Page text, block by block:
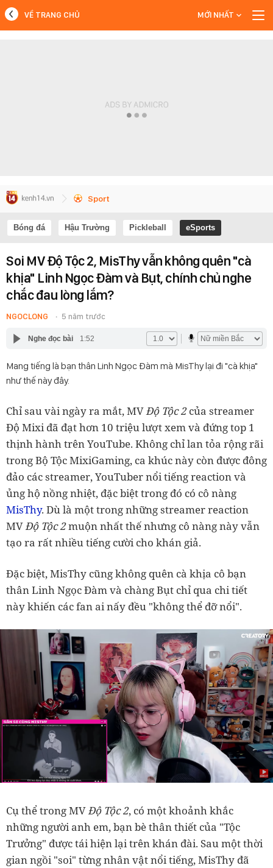
VỀ TRANG CHỦ MỚI NHẤT
Sport
Bóng đá Hậu Trường Pickleball eSports
Soi MV Độ Tộc 2, MisThy vẫn không quên "cà
khịa" Linh Ngọc Đàm và Bụt, chính chủ nghe
chắc đau lòng lắm?
NGOCLONG 5 năm trước
Nghe đọc bài 1:52
Mang tiếng là bạn thân Linh Ngọc Đàm mà MisThy lại đi "cà khịa"
như thế này đây.
Chỉ sau vài ngày ra mắt, MVĐộ Tộc 2của streamer
Độ Mixi đã đạt hơn 10 triệu lượt xem và đứng top 1
thịnh hành trên YouTube. Không chỉ lan tỏa rộng rãi
trong Bộ Tộc MixiGaming, ca khúc này còn được đông
đảo các streamer, YouTuber nổi tiếng reaction và
ủng hộ nồng nhiệt, đặc biệt trong đó có cô nàng
MisThy. Dù là một trong những streamer reaction
MVĐộ Tộc 2muộn nhất thế nhưng cô nàng này vẫn
tạo ra rất nhiều tiếng cười cho khán giả.
Đặc biệt, MisThy cũng không quên cà khịa cô bạn
thân Linh Ngọc Đàm và chàng Bụt chỉ qua chi tiết
này khiến các fan ai nấy đều "không thể đỡ nổi".
Cụ thể trong MVĐộ Tộc 2, có một khoảnh khắc
những người anh em, bạn bè thân thiết của "Tộc
Trưởng" được tái hiện lại trên khán đài. Sau một thời
gian ngồi "soi" từng nhân vật nổi tiếng, MisThy đã